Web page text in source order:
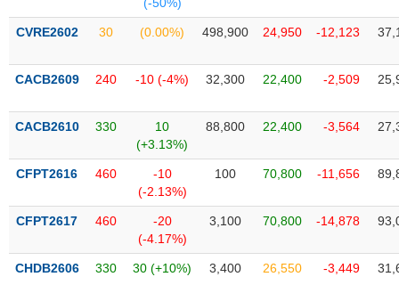
liệu
lý
thị
CVRE2602 30 (0.00%) 498,900 24,950 -12,123
CACB2609 240 -10 (-4%) 32,300 22,400 -2,509
CACB2610 330
10
(+3.13%)
88,800 22,400 -3,564
CFPT2616 460
-10
(-2.13%)
100 70,800 -11,656
CFPT2617 460
-20
(-4.17%)
3,100 70,800 -14,878
CHDB2606 330 30 (+10%) 3,400 26,550 -3,449
TIÊU
KHÔNG
THIẾT
DÙNG
THIẾT